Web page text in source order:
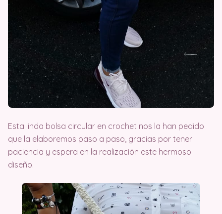
Esta linda bolsa circular en crochet nos la han pedido
que la elaboremos paso a paso, gracias por tener
paciencia y espera en la realización este hermoso
diseño.